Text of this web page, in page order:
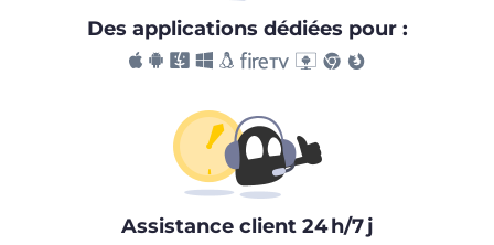
Des applications dédiées pour :
Assistance client 24 h/7 j